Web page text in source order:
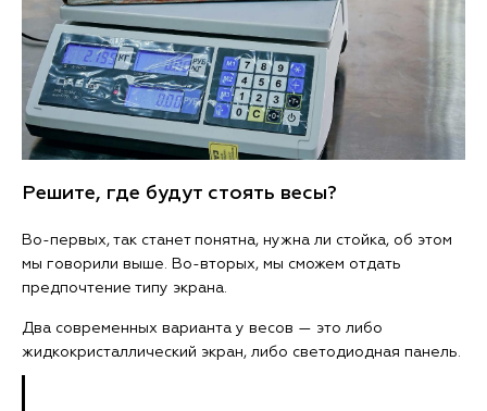
Решите, где будут стоять весы?
Во-первых, так станет понятна, нужна ли стойка, об этом
мы говорили выше. Во-вторых, мы сможем отдать
предпочтение типу экрана.
Два современных варианта у весов — это либо
жидкокристаллический экран, либо светодиодная панель.